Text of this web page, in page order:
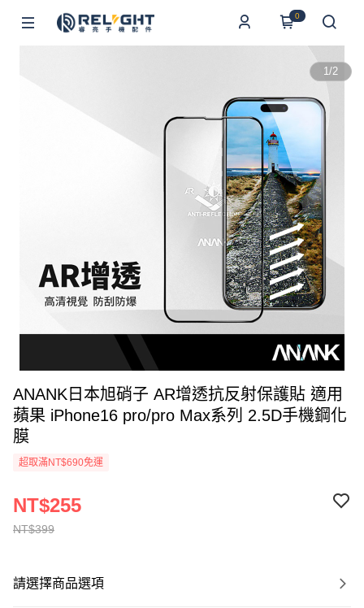
0
1/2
ANANK日本旭硝子 AR增透抗反射保護貼 適用
蘋果 iPhone16 pro/pro Max系列 2.5D手機鋼化
膜
超取滿NT$690免運
NT$399
NT$255
請選擇商品選項